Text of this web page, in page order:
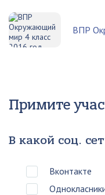
ВПР
Примите
В какой соц.
Вконтакте